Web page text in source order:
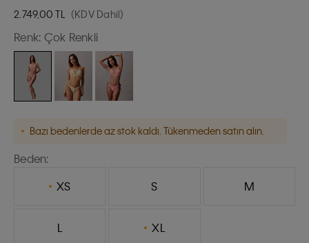
2.749,00 TL (KDV Dahil)
Renk: Çok Renkli
Bazı bedenlerde az stok kaldı. Tükenmeden satın alın.
Beden:
XS
S M
L XL